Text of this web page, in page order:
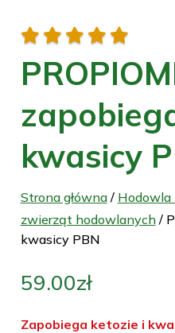
    
kwasicy
Strona główna/
zwierząt hodowlanych/
kwasicy PBN
59.00zł
Zapobiega ketozie i